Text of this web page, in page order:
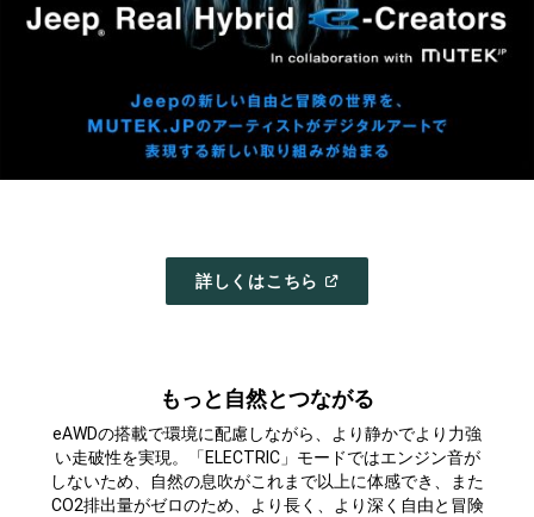
詳しくはこちら OPEN
もっと自然とつながる
eAWDの搭載で環境に配慮しながら、より静かでより力強
い走破性を実現。「ELECTRIC」モードではエンジン音が
しないため、自然の息吹がこれまで以上に体感でき、また
CO2排出量がゼロのため、より長く、より深く自由と冒険